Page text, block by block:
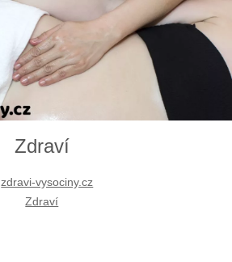
Zdraví
zdravi-vysociny.cz
Zdraví